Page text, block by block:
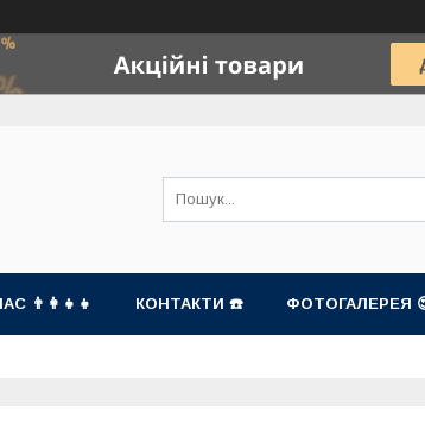
👨‍👩‍👧‍👧 КОНТАКТИ ☎️ ФОТОГАЛЕРЕЯ